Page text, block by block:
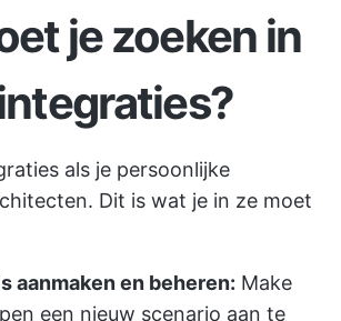
je zoeken in
als je persoonlijke
Dit is wat je in ze moet
aanmaken en beheren: Make
een nieuw scenario aan te